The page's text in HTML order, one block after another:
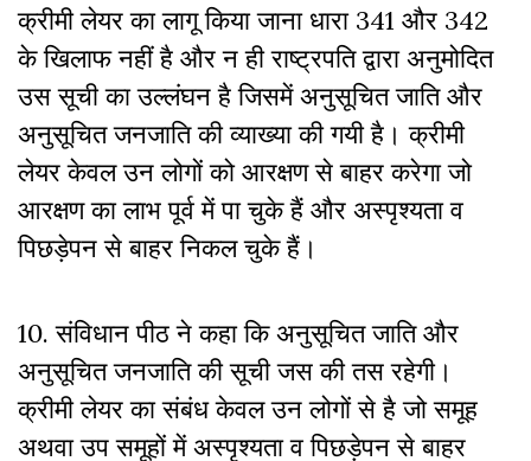
क्रीमी लेयर का लागू किया जाना धारा 341 और 342
के खिलाफ नहीं है और न ही राष्ट्रपति द्वारा अनुमोदित
उस सूची का उल्लंघन है जिसमें अनुसूचित जाति और
अनुसूचित जनजाति की व्याख्या की गयी है। क्रीमी
लेयर केवल उन लोगों को आरक्षण से बाहर करेगा जो
आरक्षण का लाभ पूर्व में पा चुके हैं और अस्पृश्यता व
पिछड़ेपन से बाहर निकल चुके हैं।
10. संविधान पीठ ने कहा कि अनुसूचित जाति और
अनुसूचित जनजाति की सूची जस की तस रहेगी।
क्रीमी लेयर का संबंध केवल उन लोगों से है जो समूह
अथवा उप समूहों में अस्पृश्यता व पिछड़ेपन से बाहर